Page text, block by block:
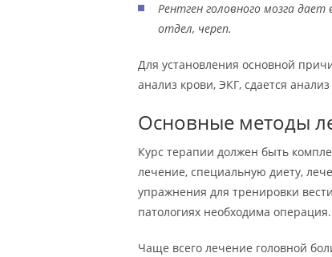
Рентген головного мозга
отдел, череп.
Для установления основной
анализ крови, ЭКГ, сдается
Основные методы
Курс терапии должен быть
лечение, специальную диету,
упражнения для тренировки
патологиях необходима операция.
Чаще всего лечение головной